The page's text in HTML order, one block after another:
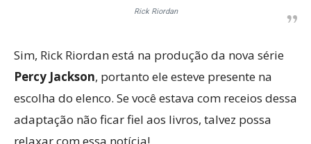
Rick Riordan
Sim, Rick Riordan está na produção da nova série
Percy Jackson, portanto ele esteve presente na
escolha do elenco. Se você estava com receios dessa
adaptação não ficar fiel aos livros, talvez possa